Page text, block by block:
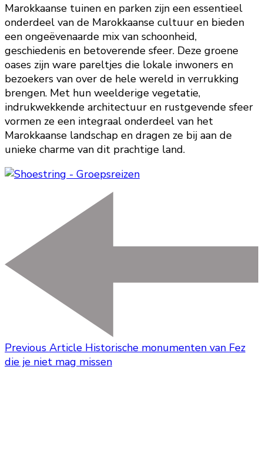
Marokkaanse tuinen en parken zijn een essentieel
onderdeel van de Marokkaanse cultuur en bieden
een ongeëvenaarde mix van schoonheid,
geschiedenis en betoverende sfeer. Deze groene
oases zijn ware pareltjes die lokale inwoners en
bezoekers van over de hele wereld in verrukking
brengen. Met hun weelderige vegetatie,
indrukwekkende architectuur en rustgevende sfeer
vormen ze een integraal onderdeel van het
Marokkaanse landschap en dragen ze bij aan de
unieke charme van dit prachtige land.
Previous Article Historische monumenten van Fez
die je niet mag missen